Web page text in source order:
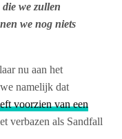
we zullen
we nog niets
nu aan het
namelijk dat
voorzien van een
verbazen als Sandfall